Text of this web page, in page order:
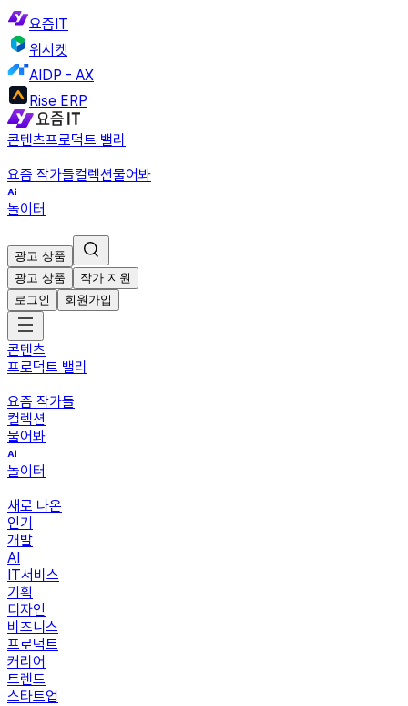
요즘IT
위시켓
AIDP - AX
Rise ERP
콘텐츠프로덕트 밸리
요즘 작가들컬렉션물어봐
놀이터
광고 상품
광고 상품
작가 지원
로그인
회원가입
콘텐츠
프로덕트 밸리
요즘 작가들
컬렉션
물어봐
놀이터
새로 나온
인기
개발
AI
IT서비스
기획
디자인
비즈니스
프로덕트
커리어
트렌드
스타트업